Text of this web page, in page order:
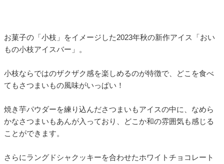
お菓子の「小枝」をイメージした2023年秋の新作アイス「おい
もの小枝アイスバー」。
小枝ならではのザクザク感を楽しめるのが特徴で、どこを食べ
てもさつまいもの風味がいっぱい！
焼き芋パウダーを練り込んださつまいもアイスの中に、なめら
かなさつまいもあんが入っており、どこか和の雰囲気も感じる
ことができます。
さらにラングドシャクッキーを合わせたホワイトチョコレート